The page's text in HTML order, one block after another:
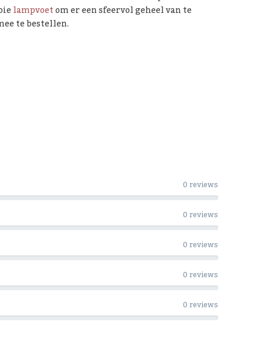
lampvoetom er een sfeervol geheel van te
te bestellen.
0 reviews
0 reviews
0 reviews
0 reviews
0 reviews